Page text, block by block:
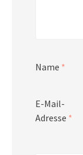
Name *
E-Mail-
Adresse *